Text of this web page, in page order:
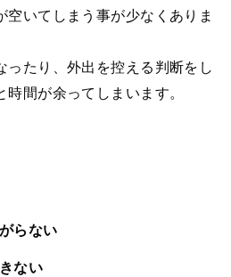
空いてしまう事が少なくありま
ったり、外出を控える判断をし
間が余ってしまいます。
らない
ない